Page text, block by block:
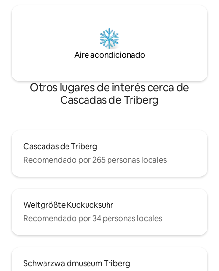
Aire acondicionado
Otros lugares de interés cerca de
Cascadas de Triberg
Cascadas de Triberg
Recomendado por 265 personas locales
Weltgrößte Kuckucksuhr
Recomendado por 34 personas locales
Schwarzwaldmuseum Triberg